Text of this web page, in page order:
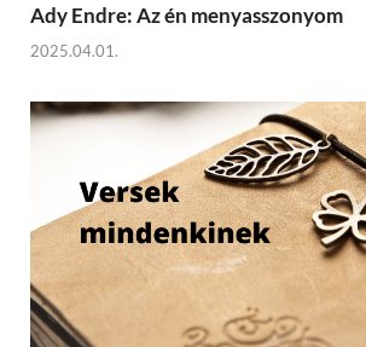
Ady Endre: Az én menyasszonyom
2025.04.01.